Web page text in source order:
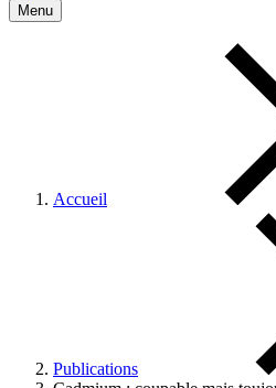
Menu
Accueil
Publications